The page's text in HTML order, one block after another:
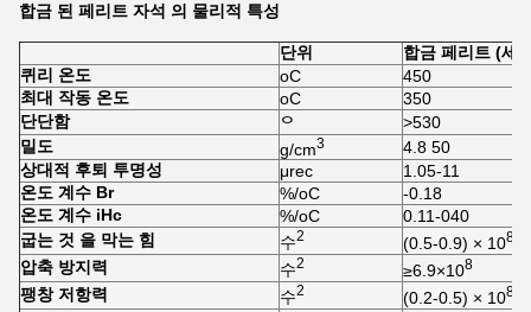
합금 된 페리트 자석 의 물리적 특성
단위
합금 페리트 (세
퀴리 온도
oC
450
최대 작동 온도
oC
350
단단함
ᄋ
>530
밀도
g/cm3
4.8 50
상대적 후퇴 투명성
μrec
1.05-11
온도 계수 Br
%/oC
-0.18
온도 계수 iHc
%/oC
0.11-040
굽는 것 을 막는 힘
수2 (0.5-0.9) × 108
압축 방지력 수2 ≥6.9×108
팽창 저항력 수2 (0.2-0.5) × 108